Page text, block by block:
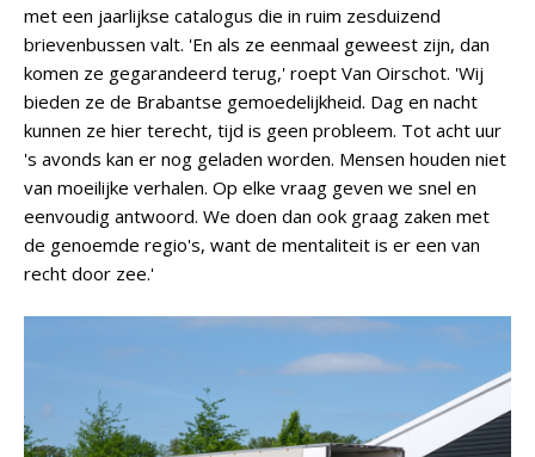
met een jaarlijkse catalogus die in ruim zesduizend
brievenbussen valt. 'En als ze eenmaal geweest zijn, dan
komen ze gegarandeerd terug,' roept Van Oirschot. 'Wij
bieden ze de Brabantse gemoedelijkheid. Dag en nacht
kunnen ze hier terecht, tijd is geen probleem. Tot acht uur
's avonds kan er nog geladen worden. Mensen houden niet
van moeilijke verhalen. Op elke vraag geven we snel en
eenvoudig antwoord. We doen dan ook graag zaken met
de genoemde regio's, want de mentaliteit is er een van
recht door zee.'